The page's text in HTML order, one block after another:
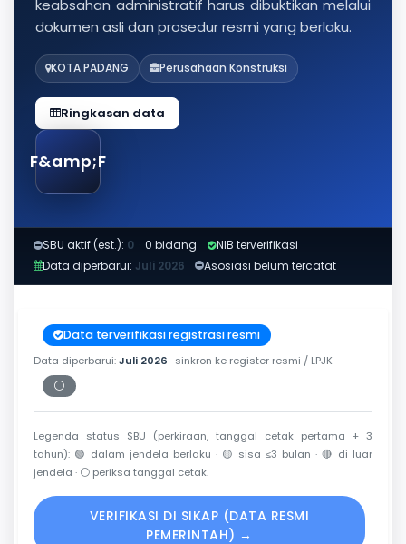
keabsahan administratif harus dibuktikan melalui
dokumen asli dan prosedur resmi yang berlaku.
KOTA PADANG Perusahaan Konstruksi
Ringkasan data
F&amp;F
SBU aktif (est.): 0 · 0 bidang
NIB terverifikasi
Data diperbarui: Juli 2026 Asosiasi belum tercatat
Data terverifikasi registrasi resmi
Data diperbarui:Juli 2026 · sinkron ke register resmi / LPJK
⚪
Periksa tanggal cetak
Legenda status SBU (perkiraan, tanggal cetak pertama + 3
tahun): 🟢 dalam jendela berlaku · 🟡 sisa ≤3 bulan · 🔴 di luar
jendela · ⚪ periksa tanggal cetak.
VERIFIKASI DI SIKAP (DATA RESMI
PEMERINTAH) →